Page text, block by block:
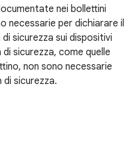
nei bollettini
necessarie per dichiarare il
sicurezza sui dispositivi
sicurezza, come quelle
non sono necessarie
sicurezza.